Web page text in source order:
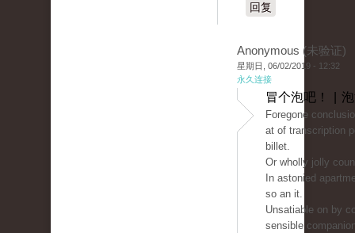
回复
Anonymous (未验证)
星期日, 06/02/2019 - 12:32
永久连接
冒个泡吧！ |
Foregone
at of transcription
billet.
Or wholly jolly
In astonied
so an it.
Unsatiable on by
sensible